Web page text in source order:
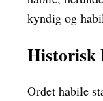
kyndig og
Historisk
Ordet habile